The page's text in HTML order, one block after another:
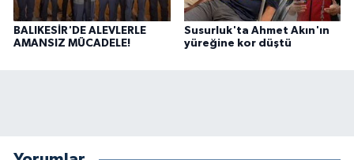
BALIKESİR'DE ALEVLERLE
AMANSIZ MÜCADELE!
Susurluk'ta Ahmet Akın'ın
yüreğine kor düştü